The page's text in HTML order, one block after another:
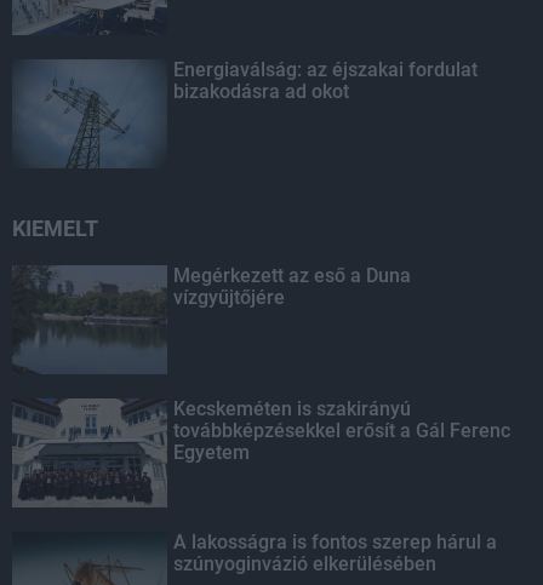
Energiaválság: az éjszakai fordulat
bizakodásra ad okot
KIEMELT
Megérkezett az eső a Duna
vízgyűjtőjére
Kecskeméten is szakirányú
továbbképzésekkel erősít a Gál Ferenc
Egyetem
A lakosságra is fontos szerep hárul a
szúnyoginvázió elkerülésében